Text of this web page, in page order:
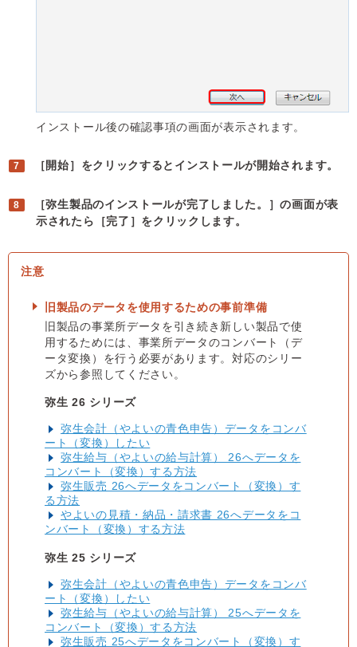
インストール後の確認事項の画面が表示されます。
［開始］をクリックするとインストールが開始されます。
［弥生製品のインストールが完了しました。］の画面が表
示されたら［完了］をクリックします。
旧製品のデータを使用するための事前準備
旧製品の事業所データを引き続き新しい製品で使
用するためには、事業所データのコンバート（デ
ータ変換）を行う必要があります。対応のシリー
ズから参照してください。
弥生 26 シリーズ
弥生会計（やよいの青色申告）データをコンバ
ート（変換）したい
弥生給与（やよいの給与計算） 26へデータを
コンバート（変換）する方法
弥生販売 26へデータをコンバート（変換）す
る方法
やよいの見積・納品・請求書 26へデータをコ
ンバート（変換）する方法
弥生 25 シリーズ
弥生会計（やよいの青色申告）データをコンバ
ート（変換）したい
弥生給与（やよいの給与計算） 25へデータを
コンバート（変換）する方法
弥生販売 25へデータをコンバート（変換）す